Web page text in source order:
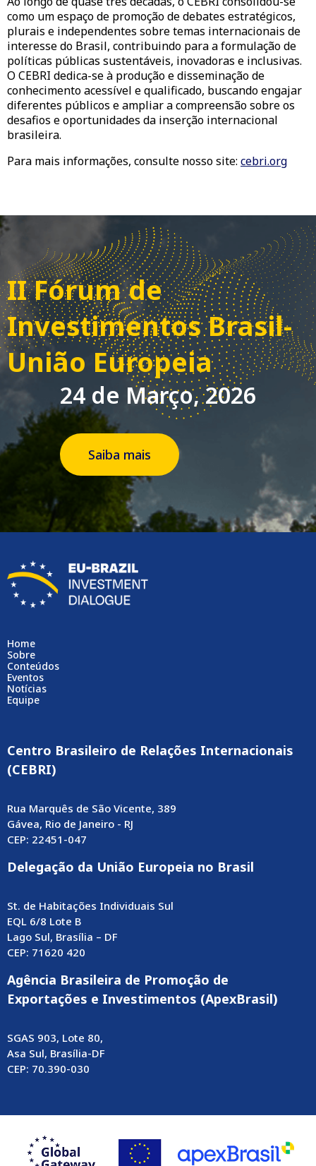
como um espaço de promoção de debates estratégicos,
plurais e independentes sobre temas internacionais de
interesse do Brasil, contribuindo para a formulação de
políticas públicas sustentáveis, inovadoras e inclusivas.
O CEBRI dedica-se à produção e disseminação de
conhecimento acessível e qualificado, buscando engajar
diferentes públicos e ampliar a compreensão sobre os
desafios e oportunidades da inserção internacional
brasileira.
Para mais informações, consulte nosso site: cebri.org
II Fórum de
Investimentos Brasil-
União Europeia
24 de Março, 2026
Saiba mais
Home
Sobre
Conteúdos
Eventos
Notícias
Equipe
Centro Brasileiro de Relações Internacionais
(CEBRI)
Rua Marquês de São Vicente, 389
Gávea, Rio de Janeiro - RJ
CEP: 22451-047
Delegação da União Europeia no Brasil
St. de Habitações Individuais Sul
EQL 6/8 Lote B
Lago Sul, Brasília – DF
CEP: 71620 420
Agência Brasileira de Promoção de
Exportações e Investimentos (ApexBrasil)
SGAS 903, Lote 80,
Asa Sul, Brasília-DF
CEP: 70.390-030